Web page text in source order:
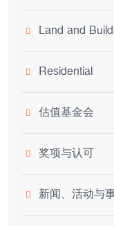
Land and
Residential
估值基金会
奖项与认可
新闻、活动与